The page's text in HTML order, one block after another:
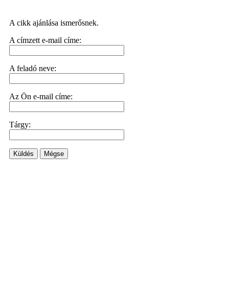
A cikk ajánlása ismerősnek.
A címzett e-mail címe:
A feladó neve:
Az Ön e-mail címe:
Tárgy:
Küldés Mégse